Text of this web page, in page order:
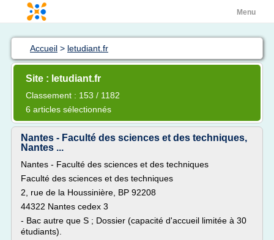
Menu
Accueil > letudiant.fr
Site : letudiant.fr
Classement : 153 / 1182
6 articles sélectionnés
Nantes - Faculté des sciences et des techniques,
Nantes ...
Nantes - Faculté des sciences et des techniques
Faculté des sciences et des techniques
2, rue de la Houssinière, BP 92208
44322 Nantes cedex 3
- Bac autre que S ; Dossier (capacité d'accueil limitée à 30
étudiants).